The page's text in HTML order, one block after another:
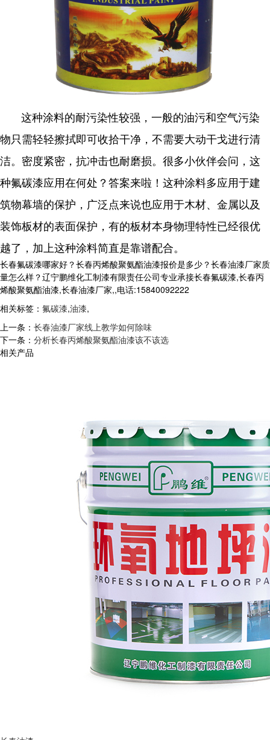
这种涂料的耐污染性较强，一般的油污和空气污染
物只需轻轻擦拭即可收拾干净，不需要大动干戈进行清
洁。密度紧密，抗冲击也耐磨损。很多小伙伴会问，这
种氟碳漆应用在何处？答案来啦！这种涂料多应用于建
筑物幕墙的保护，广泛点来说也应用于木材、金属以及
装饰板材的表面保护，有的板材本身物理特性已经很优
越了，加上这种涂料简直是靠谱配合。
长春氟碳漆哪家好？长春丙烯酸聚氨酯油漆报价是多少？长春油漆厂家质
量怎么样？辽宁鹏维化工制漆有限责任公司专业承接长春氟碳漆,长春丙
烯酸聚氨酯油漆,长春油漆厂家,,电话:15840092222
相关标签： 氟碳漆,油漆,
上一条： 长春油漆厂家线上教学如何除味
下一条： 分析长春丙烯酸聚氨酯油漆该不该选
相关产品